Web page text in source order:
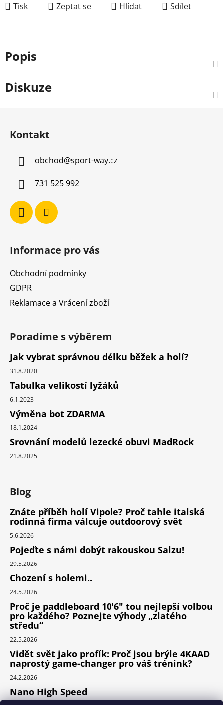
Tisk Zeptat se Hlídat Sdílet
Popis
Diskuze
Kontakt
obchod@sport-way.cz
731 525 992
Informace pro vás
Obchodní podmínky
GDPR
Reklamace a Vrácení zboží
Poradíme s výběrem
Jak vybrat správnou délku běžek a holí?
31.8.2020
Tabulka velikostí lyžáků
6.1.2023
Výměna bot ZDARMA
18.1.2024
Srovnání modelů lezecké obuvi MadRock
21.8.2025
Blog
Znáte příběh holí Vipole? Proč tahle italská
rodinná firma válcuje outdoorový svět
5.6.2026
Pojeďte s námi dobýt rakouskou Salzu!
29.5.2026
Chození s holemi..
24.5.2026
Proč je paddleboard 10'6" tou nejlepší volbou
pro každého? Poznejte výhody „zlatého
středu“
22.5.2026
Vidět svět jako profík: Proč jsou brýle 4KAAD
naprostý game-changer pro váš trénink?
24.2.2026
Nano High Speed